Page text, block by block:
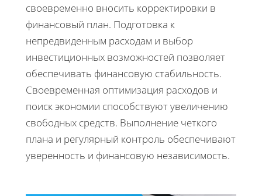
своевременно вносить корректировки в
финансовый план. Подготовка к
непредвиденным расходам и выбор
инвестиционных возможностей позволяет
обеспечивать финансовую стабильность.
Своевременная оптимизация расходов и
поиск экономии способствуют увеличению
свободных средств. Выполнение четкого
плана и регулярный контроль обеспечивают
уверенность и финансовую независимость.